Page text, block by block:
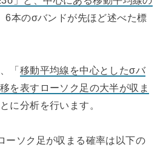
6本のσバンドが先ほど述べた標
「移動平均線を中心としたσバ
を表すローソク足の大半が収ま
に分析を行います。
ーソク足が収まる確率は以下の